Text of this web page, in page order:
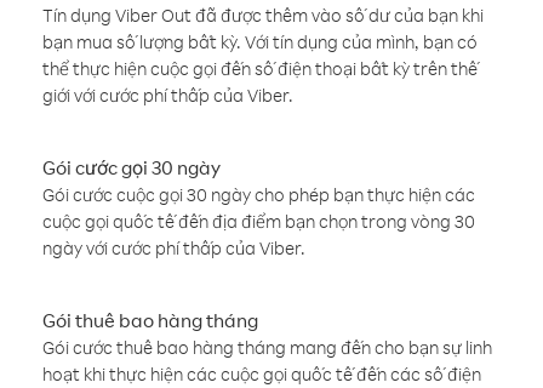
Tín dụng Viber Out đã được thêm vào số dư của bạn khi
bạn mua số lượng bất kỳ. Với tín dụng của mình, bạn có
thể thực hiện cuộc gọi đến số điện thoại bất kỳ trên thế
giới với cước phí thấp của Viber.
Gói cước gọi 30 ngày
Gói cước cuộc gọi 30 ngày cho phép bạn thực hiện các
cuộc gọi quốc tế đến địa điểm bạn chọn trong vòng 30
ngày với cước phí thấp của Viber.
Gói thuê bao hàng tháng
Gói cước thuê bao hàng tháng mang đến cho bạn sự linh
hoạt khi thực hiện các cuộc gọi quốc tế đến các số điện